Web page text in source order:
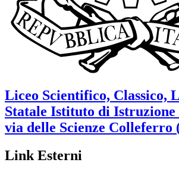
Liceo Scientifico, Classico,
Statale Istituto di Istruzione
via delle Scienze Colleferro
Link Esterni